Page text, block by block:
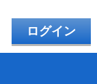
ログイン